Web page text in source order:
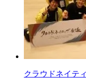
クラウドネイテ